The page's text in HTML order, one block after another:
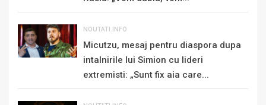
NOUTATI.INFO
Micutzu, mesaj pentru diaspora dupa
intalnirile lui Simion cu lideri
extremisti: „Sunt fix aia care...